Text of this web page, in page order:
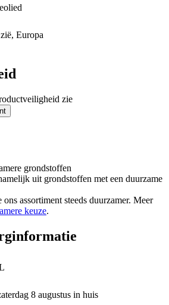
, Europa
zie
grondstoffen
uit grondstoffen met een duurzame
assortiment steeds duurzamer. Meer
keuze.
8 augustus in huis